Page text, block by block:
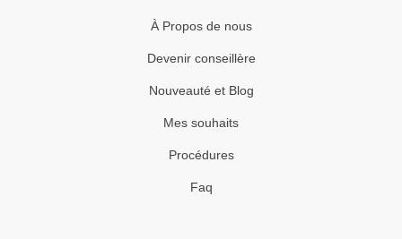
À Propos de nous
Devenir conseillère
Nouveauté et Blog
Mes souhaits
Procédures
Faq